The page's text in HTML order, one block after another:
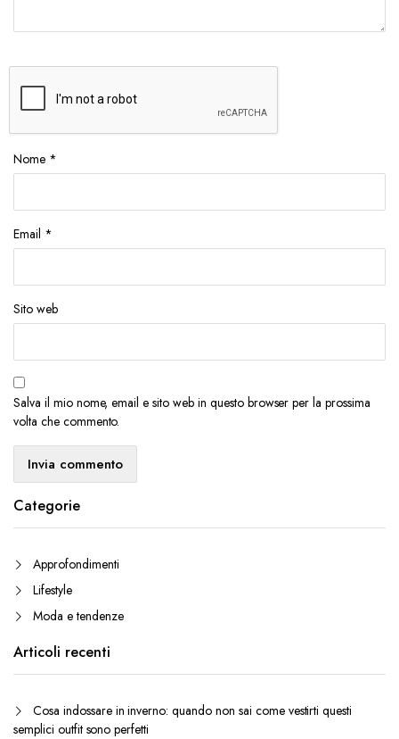
Nome *
Email *
Sito web
Salva il mio nome, email e sito web in questo browser per la prossima
volta che commento.
Categorie
Approfondimenti
Lifestyle
Moda e tendenze
Articoli recenti
Cosa indossare in inverno: quando non sai come vestirti questi
semplici outfit sono perfetti